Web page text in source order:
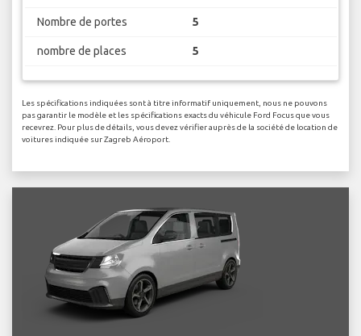
Nombre de portes 5
nombre de places 5
Les spécifications indiquées sont à titre informatif uniquement, nous ne pouvons
pas garantir le modèle et les spécifications exacts du véhicule Ford Focus que vous
recevrez. Pour plus de détails, vous devez vérifier auprès de la société de location de
voitures indiquée sur Zagreb Aéroport.